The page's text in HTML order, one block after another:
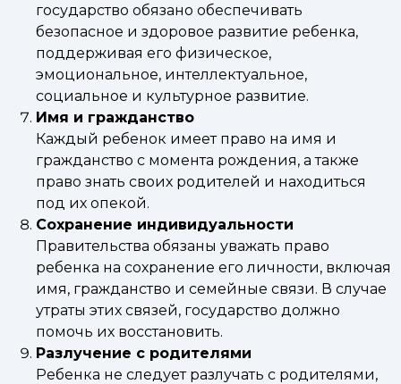
государство обязано обеспечивать
безопасное и здоровое развитие ребенка,
поддерживая его физическое,
эмоциональное, интеллектуальное,
социальное и культурное развитие.
Имя и гражданство
Каждый ребенок имеет право на имя и
гражданство с момента рождения, а также
право знать своих родителей и находиться
под их опекой.
Сохранение индивидуальности
Правительства обязаны уважать право
ребенка на сохранение его личности, включая
имя, гражданство и семейные связи. В случае
утраты этих связей, государство должно
помочь их восстановить.
Разлучение с родителями
Ребенка не следует разлучать с родителями,